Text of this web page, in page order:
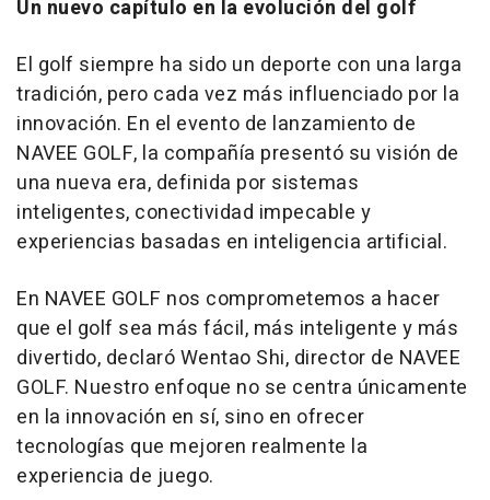
Un nuevo capítulo en la evolución del golf
El golf siempre ha sido un deporte con una larga
tradición, pero cada vez más influenciado por la
innovación. En el evento de lanzamiento de
NAVEE GOLF, la compañía presentó su visión de
una nueva era, definida por sistemas
inteligentes, conectividad impecable y
experiencias basadas en inteligencia artificial.
En NAVEE GOLF nos comprometemos a hacer
que el golf sea más fácil, más inteligente y más
divertido, declaró Wentao Shi, director de NAVEE
GOLF. Nuestro enfoque no se centra únicamente
en la innovación en sí, sino en ofrecer
tecnologías que mejoren realmente la
experiencia de juego.